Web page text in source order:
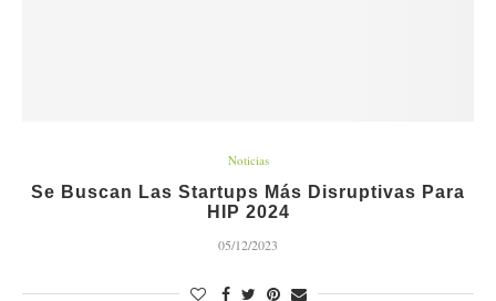
Noticias
Se Buscan Las Startups Más Disruptivas Para
HIP 2024
05/12/2023